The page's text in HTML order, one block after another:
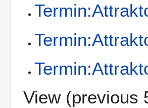
View (previous